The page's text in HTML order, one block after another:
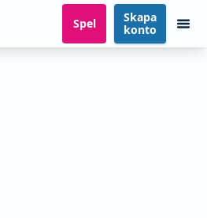
Spel
Skapa
konto